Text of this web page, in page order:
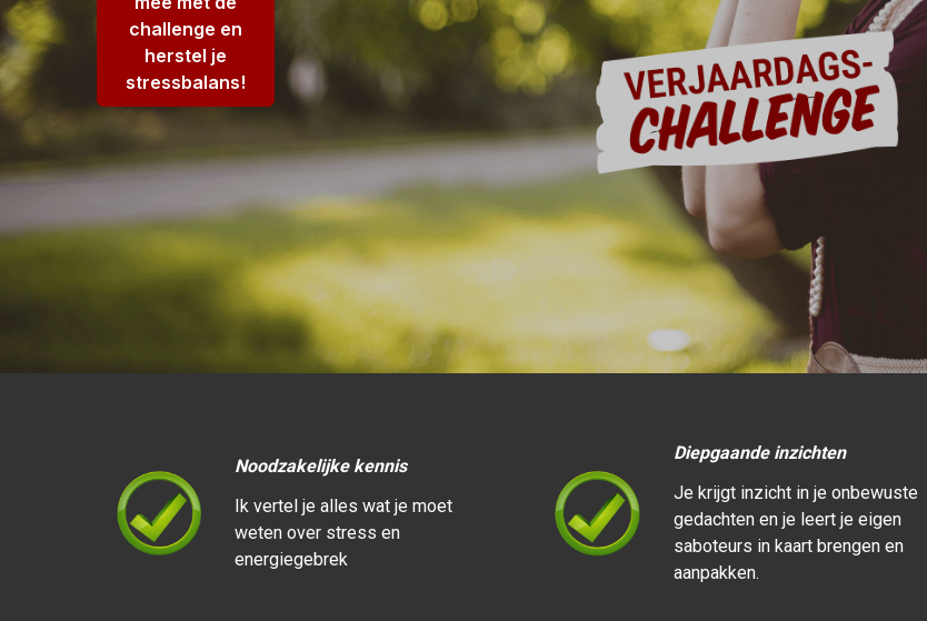
challenge en
herstel je
stressbalans!
Noodzakelijke kennis
Ik vertel je alles wat je moet
weten over stress en
energiegebrek
Diepgaande inzichten
Je krijgt inzicht in je onbewuste
gedachten en je leert je eigen
saboteurs in kaart brengen en
aanpakken.